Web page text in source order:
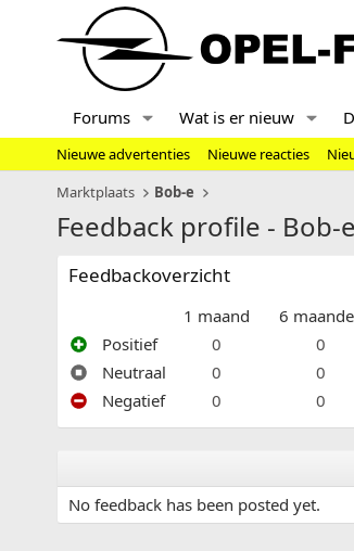
Forums Wat is er nieuw
Nieuwe advertenties Nieuwe reacties
Marktplaats
Bob-e
Feedback profile - Bob-e
Feedbackoverzicht
1 maand 6
Positief
0 0
Neutraal
0 0
Negatief
0 0
No feedback has been posted yet.